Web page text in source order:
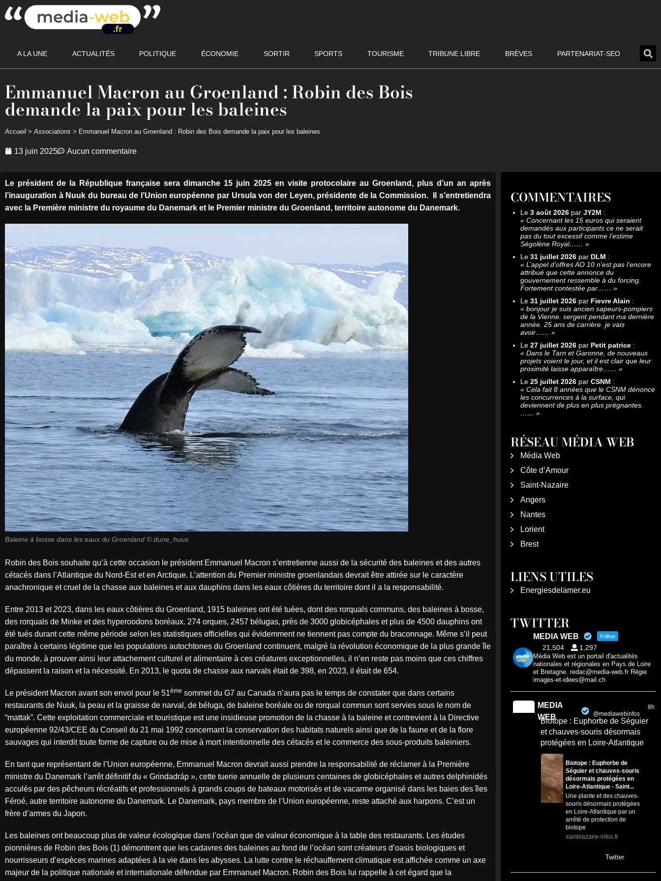
A LA UNE ACTUALITÉS POLITIQUE ÉCONOMIE SORTIR SPORTS TOURISME TRIBUNE LIBRE BRÈVES PARTENARIAT-SEO
Emmanuel Macron au Groenland : Robin des Bois
demande la paix pour les baleines
Accueil > Associations > Emmanuel Macron au Groenland : Robin des Bois demande la paix pour les baleines
13 juin 2025 Aucun commentaire
Le président de la République française sera dimanche 15 juin 2025 en visite protocolaire au Groenland, plus d’un an après
l’inauguration à Nuuk du bureau de l’Union européenne par Ursula von der Leyen, présidente de la Commission. Il s’entretiendra
avec la Première ministre du royaume du Danemark et le Premier ministre du Groenland, territoire autonome du Danemark.
Baleine à bosse dans les eaux du Groenland © dune_huus
Robin des Bois souhaite qu’à cette occasion le président Emmanuel Macron s’entretienne aussi de la sécurité des baleines et des autres
cétacés dans l’Atlantique du Nord-Est et en Arctique. L’attention du Premier ministre groenlandais devrait être attirée sur le caractère
anachronique et cruel de la chasse aux baleines et aux dauphins dans les eaux côtières du territoire dont il a la responsabilité.
Entre 2013 et 2023, dans les eaux côtières du Groenland, 1915 baleines ont été tuées, dont des rorquals communs, des baleines à bosse,
des rorquals de Minke et des hyperoodons boréaux. 274 orques, 2457 bélugas, près de 3000 globicéphales et plus de 4500 dauphins ont
été tués durant cette même période selon les statistiques officielles qui évidemment ne tiennent pas compte du braconnage. Même s’il peut
paraître à certains légitime que les populations autochtones du Groenland continuent, malgré la révolution économique de la plus grande île
du monde, à prouver ainsi leur attachement culturel et alimentaire à ces créatures exceptionnelles, il n’en reste pas moins que ces chiffres
dépassent la raison et la nécessité. En 2013, le quota de chasse aux narvals était de 398, en 2023, il était de 654.
Le président Macron avant son envol pour le 51ème sommet du G7 au Canada n’aura pas le temps de constater que dans certains
restaurants de Nuuk, la peau et la graisse de narval, de béluga, de baleine boréale ou de rorqual commun sont servies sous le nom de
“mattak”. Cette exploitation commerciale et touristique est une insidieuse promotion de la chasse à la baleine et contrevient à la Directive
européenne 92/43/CEE du Conseil du 21 mai 1992 concernant la conservation des habitats naturels ainsi que de la faune et de la flore
sauvages qui interdit toute forme de capture ou de mise à mort intentionnelle des cétacés et le commerce des sous-produits baleiniers.
En tant que représentant de l’Union européenne, Emmanuel Macron devrait aussi prendre la responsabilité de réclamer à la Première
ministre du Danemark l’arrêt définitif du « Grindadráp », cette tuerie annuelle de plusieurs centaines de globicéphales et autres delphinidés
acculés par des pêcheurs récréatifs et professionnels à grands coups de bateaux motorisés et de vacarme organisé dans les baies des îles
Féroé, autre territoire autonome du Danemark. Le Danemark, pays membre de l’Union européenne, reste attaché aux harpons. C’est un
frère d’armes du Japon.
Les baleines ont beaucoup plus de valeur écologique dans l’océan que de valeur économique à la table des restaurants. Les études
pionnières de Robin des Bois (1) démontrent que les cadavres des baleines au fond de l’océan sont créateurs d’oasis biologiques et
nourrisseurs d’espèces marines adaptées à la vie dans les abysses. La lutte contre le réchauffement climatique est affichée comme un axe
majeur de la politique nationale et internationale défendue par Emmanuel Macron. Robin des Bois lui rappelle à cet égard que la
COMMENTAIRES
Le 3 août 2026 par JY2M :
« Concernant les 15 euros qui seraient
demandés aux participants ce ne serait
pas du tout excessif comme l’estime
Ségolène Royal…… »
Le 31 juillet 2026 par DLM :
« L’appel d’offres AO 10 n’est pas l’encore
attribué que cette annonce du
gouvernement ressemble à du forcing.
Fortement contestée par…… »
Le 31 juillet 2026 par Fievre Alain :
« bonjour je suis ancien sapeurs-pompiers
de la Vienne. sergent pendant ma dernière
année. 25 ans de carrière. je vais
avoir…… »
Le 27 juillet 2026 par Petit patrice :
« Dans le Tarn et Garonne, de nouveaux
projets voient le jour, et il est clair que leur
proximité laisse apparaître…… »
Le 25 juillet 2026 par CSNM :
« Cela fait 8 années que le CSNM dénonce
les concurrences à la surface, qui
deviennent de plus en plus prégnantes.
…… »
RÉSEAU MÉDIA WEB
Média Web
Côte d’Amour
Saint-Nazaire
Angers
Nantes
Lorient
Brest
LIENS UTILES
Energiesdelamer.eu
TWITTER
MEDIA WEB Follow
21,504 1,297
Média Web est un portail d'actualités
nationales et régionales en Pays de Loire
et Bretagne. redac@media-web.fr Régie
images-et-idees@mail.ch
MEDIA
WEB
@mediawebinfos
8h
Biotope : Euphorbe de Séguier
et chauves-souris désormais
protégées en Loire-Atlantique
Biotope : Euphorbe de
Séguier et chauves-souris
désormais protégées en
Loire-Atlantique - Saint...
Une plante et des chauves-
souris désormais protégées
en Loire-Atlantique par un
arrêté de protection de
biotope
saintnazaire-infos.fr
Twitter